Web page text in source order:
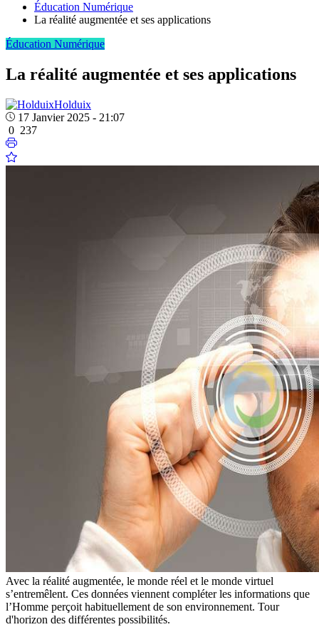
Éducation Numérique
La réalité augmentée et ses applications
Éducation Numérique
La réalité augmentée et ses applications
Holduix
17 Janvier 2025 - 21:07
0 237
Avec la réalité augmentée, le monde réel et le monde virtuel
s’entremêlent. Ces données viennent compléter les informations que
l’Homme perçoit habituellement de son environnement. Tour
d'horizon des différentes possibilités.